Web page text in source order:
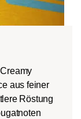
aus feiner
Röstung